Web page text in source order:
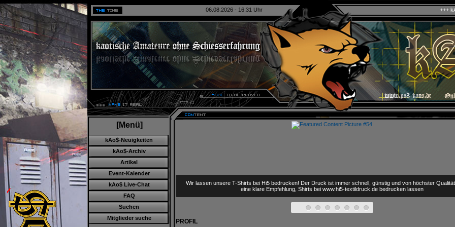
06.08.2026 - 16:31 Uhr +++ kAo$ PS4/5
[Menü]
kAo$-Neuigkeiten
kAo$-Archiv
Artikel
Event-Kalender
kAo$ Live-Chat
FAQ
Suchen
Mitglieder suche
Wir lassen unsere T-Shirts bei Hi5 bedrucken! Der Druck ist immer schnell, günstig und von höchster
eine klare Empfehlung, Shirts bei www.hi5-textildruck.de bedrucken lassen
PROFIL